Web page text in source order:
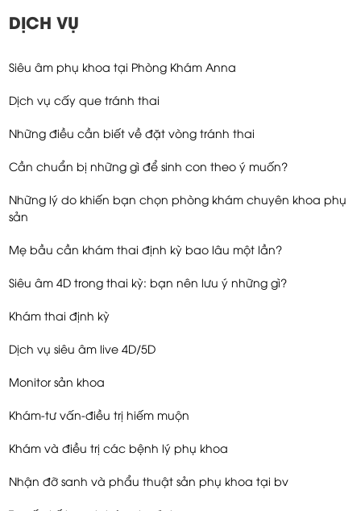
DỊCH VỤ
Siêu âm phụ khoa tại Phòng Khám Anna
Dịch vụ cấy que tránh thai
Những điều cần biết về đặt vòng tránh thai
Cần chuẩn bị những gì để sinh con theo ý muốn?
Những lý do khiến bạn chọn phòng khám chuyên khoa phụ
sản
Mẹ bầu cần khám thai định kỳ bao lâu một lần?
Siêu âm 4D trong thai kỳ: bạn nên lưu ý những gì?
Khám thai định kỳ
Dịch vụ siêu âm live 4D/5D
Monitor sản khoa
Khám-tư vấn-điều trị hiếm muộn
Khám và điều trị các bệnh lý phụ khoa
Nhận đỡ sanh và phẩu thuật sản phụ khoa tại bv